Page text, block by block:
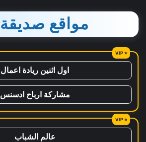
مواقع صديقة
اول اثنين ريادة اعمال
مشاركة ارباح ادسنس
عالم الشباب